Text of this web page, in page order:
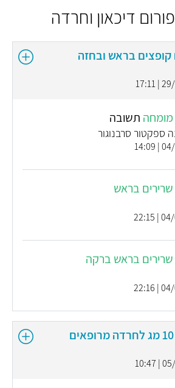
דיכאון וחרדה
קופצים בראש ובחזה
29/
תשובה
ספקטור סרבנוגור
04/
שרירים בראש
04/
שרירים בראש ברקה
04/
05/